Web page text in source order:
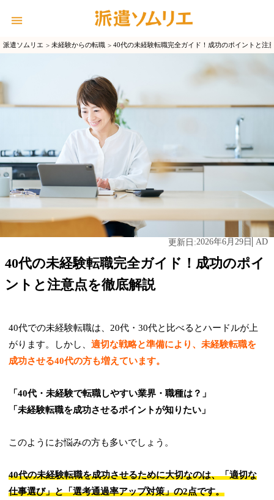
派遣ソムリエ 未経験からの転職 40代の未経験転職完全ガイド！成功のポイントと注
更新日:2026年6月29日 AD
40代の未経験転職完全ガイド！成功のポイ
ントと注意点を徹底解説
40代での未経験転職は、20代・30代と比べるとハードルが上
がります。しかし、適切な戦略と準備により、未経験転職を
成功させる40代の方も増えています。
「40代・未経験で転職しやすい業界・職種は？」
「未経験転職を成功させるポイントが知りたい」
このようにお悩みの方も多いでしょう。
40代の未経験転職を成功させるために大切なのは、「適切な
仕事選び」と「選考通過率アップ対策」の2点です。